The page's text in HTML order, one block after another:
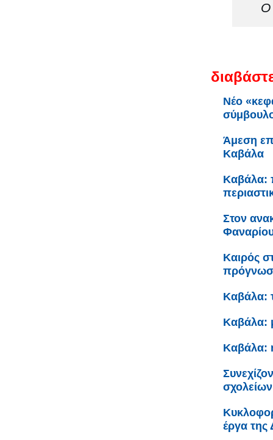
Ο
Νέο
Άμεση
Καβάλα
Καβάλα:
Στον
Καιρός
Καβάλα:
Καβάλα:
Καβάλα:
έργα